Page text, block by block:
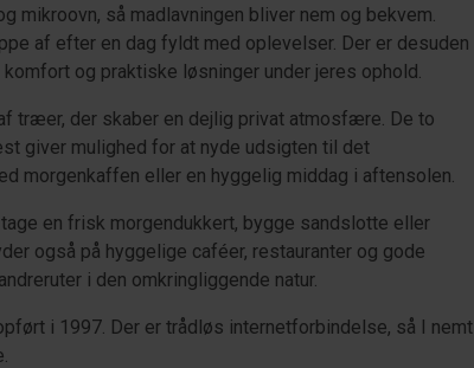
mikroovn, så madlavningen bliver nem og bekvem.
af efter en dag fyldt med oplevelser. Der er desuden
og praktiske løsninger under jeres ophold.
træer, der skaber en dejlig privat atmosfære. De to
giver mulighed for at nyde udsigten til det
morgenkaffen eller en hyggelig middag i aftensolen.
en frisk morgendukkert, bygge sandslotte eller
også på hyggelige caféer, restauranter og gode
i den omkringliggende natur.
i 1997. Der er trådløs internetforbindelse, så I nemt